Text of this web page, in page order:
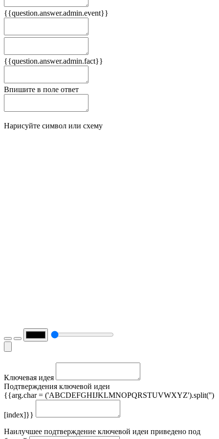
{{question.answer.admin.event}}
{{question.answer.admin.fact}}
Впишите в поле ответ
Нарисуйте символ или схему
Ключевая идея
Подтверждения ключевой идеи
{{arg.char = ('ABCDEFGHIJKLMNOPQRSTUVWXYZ').split('')
[index]}}
Наилучшее подтверждение ключевой идеи приведено под